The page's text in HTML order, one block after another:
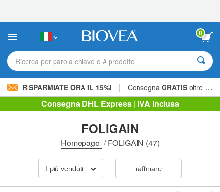
sito
include
sistema
0
Ricerca per parola chiave o # prodotto
RISPARMIATE ORA IL 15%! | Consegna GRATIS oltre 60,00 € »
Consegna DHL Express | IVA inclusa
FOLIGAIN
Homepage /FOLIGAIN (47)
I più venduti raffinare